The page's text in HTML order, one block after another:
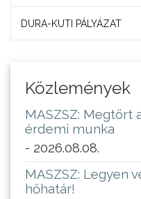
DURA-KUTI PÁLYÁZAT
Közlemények
MASZSZ: Megtört
érdemi munka
- 2026.08.08.
MASZSZ: Legyen
hőhatár!